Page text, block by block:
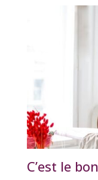
C’est le